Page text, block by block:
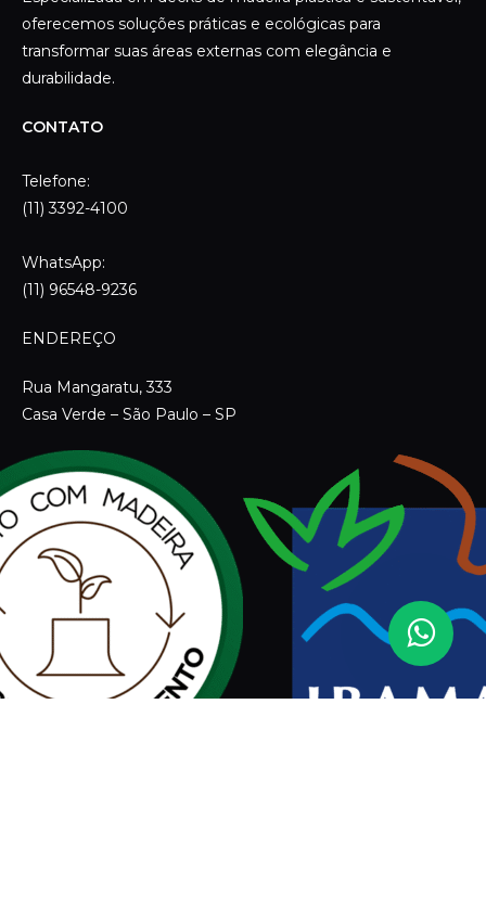
oferecemos soluções práticas e ecológicas para
transformar suas áreas externas com elegância e
durabilidade.
CONTATO
Telefone:
(11) 3392-4100
WhatsApp:
(11) 96548-9236
ENDEREÇO
Rua Mangaratu, 333
Casa Verde – São Paulo – SP